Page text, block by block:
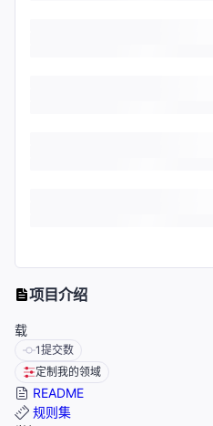
项目介绍
载
1提交数
定制我的领域
README
规则集